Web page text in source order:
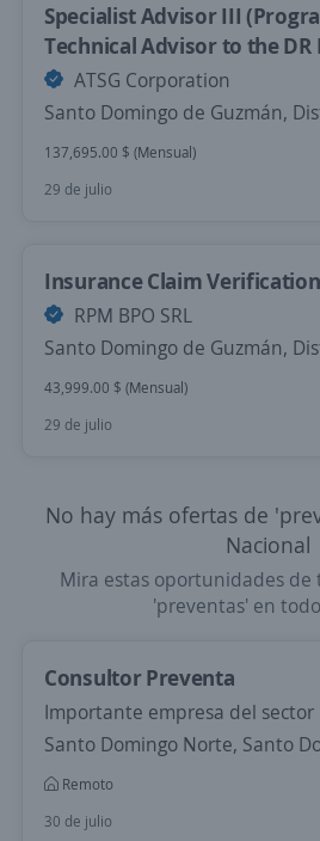
Specialist Advisor III
Technical Advisor to the DR
ATSG Corporation
Santo Domingo de Guzmán,
137,695.00 $ (Mensual)
29 de julio
Insurance Claim
RPM BPO SRL
Santo Domingo de Guzmán,
43,999.00 $ (Mensual)
29 de julio
No hay más ofertas de
Nacional
Mira estas oportunidades
'preventas' en
Consultor Preventa
Importante empresa del sector
Santo Domingo Norte, Santo
Remoto
30 de julio